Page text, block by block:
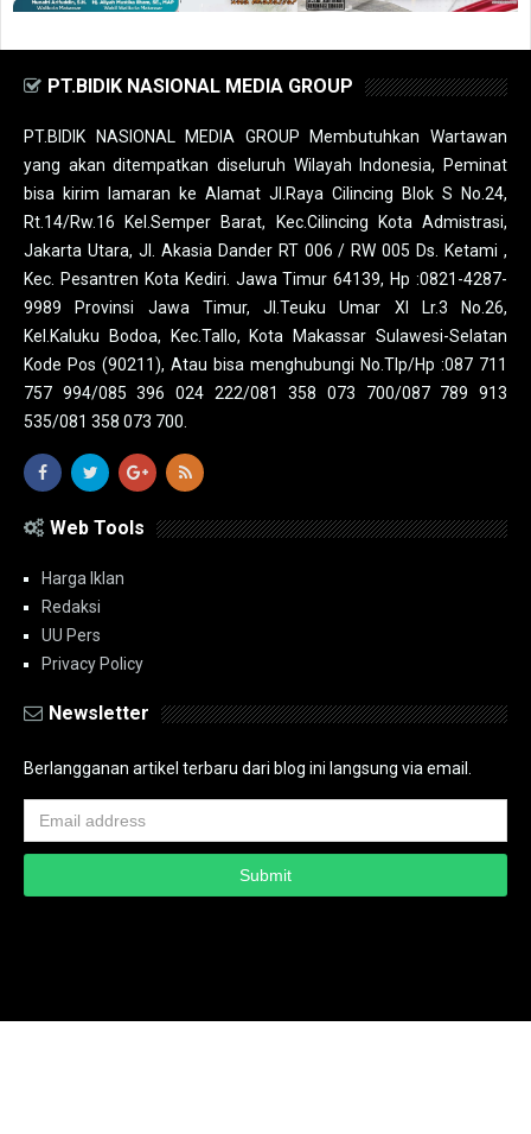
PT.BIDIK NASIONAL MEDIA GROUP
PT.BIDIK NASIONAL MEDIA GROUP Membutuhkan Wartawan
yang akan ditempatkan diseluruh Wilayah Indonesia, Peminat
bisa kirim lamaran ke Alamat Jl.Raya Cilincing Blok S No.24,
Rt.14/Rw.16 Kel.Semper Barat, Kec.Cilincing Kota Admistrasi,
Jakarta Utara, Jl. Akasia Dander RT 006 / RW 005 Ds. Ketami ,
Kec. Pesantren Kota Kediri. Jawa Timur 64139, Hp :0821-4287-
9989 Provinsi Jawa Timur, Jl.Teuku Umar XI Lr.3 No.26,
Kel.Kaluku Bodoa, Kec.Tallo, Kota Makassar Sulawesi-Selatan
Kode Pos (90211), Atau bisa menghubungi No.Tlp/Hp :087 711
757 994/085 396 024 222/081 358 073 700/087 789 913
535/081 358 073 700.
Web Tools
Harga Iklan
Redaksi
UU Pers
Privacy Policy
Newsletter
Berlangganan artikel terbaru dari blog ini langsung via email.